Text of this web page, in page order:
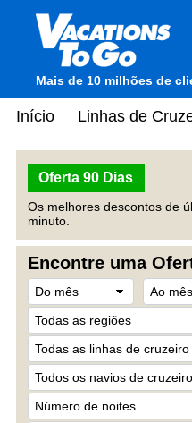
Mais de 10 milhões de
Início Linhas de
Oferta 90 Dias
Os melhores descontos de
minuto.
Encontre uma